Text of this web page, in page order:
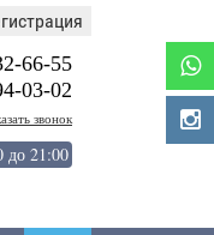
66-55
03-02
звонок
до 21:00